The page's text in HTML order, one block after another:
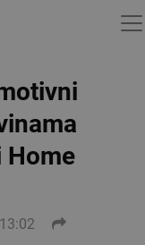
Home